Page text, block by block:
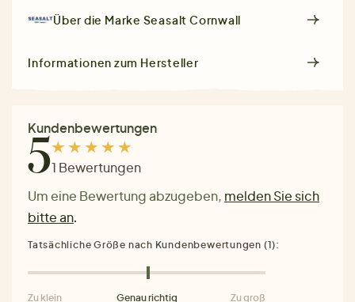
Über die Marke Seasalt Cornwall
Informationen zum Hersteller
Kundenbewertungen
51 Bewertungen
Um eine Bewertung abzugeben, melden Sie sich
bitte an.
Tatsächliche Größe nach Kundenbewertungen (1):
Zu klein Genau richtig Zu groß